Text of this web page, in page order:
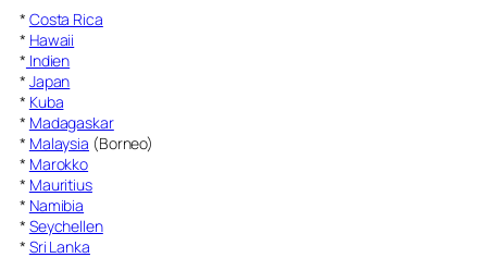
* Costa Rica
* Hawaii
* Indien
* Japan
* Kuba
* Madagaskar
* Malaysia (Borneo)
* Marokko
* Mauritius
* Namibia
* Seychellen
* Sri Lanka